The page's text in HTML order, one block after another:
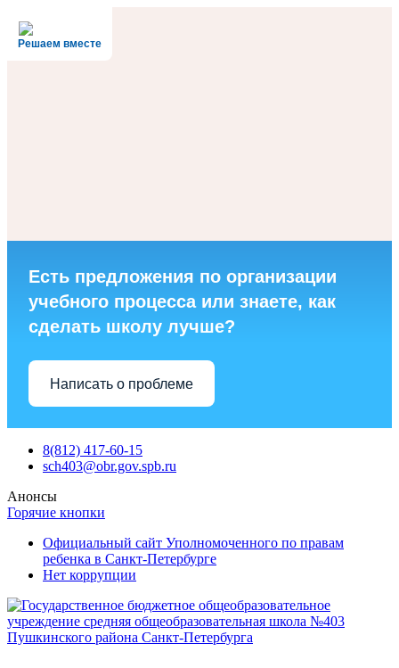
Решаем вместе
Есть предложения по организации
учебного процесса или знаете, как
сделать школу лучше?
Написать о проблеме
Skip
8(812) 417-60-15
sch403@obr.gov.spb.ru
Анонсы
Горячие кнопки
Официальный сайт Уполномоченного по правам
ребенка в Санкт-Петербурге
Нет коррупции